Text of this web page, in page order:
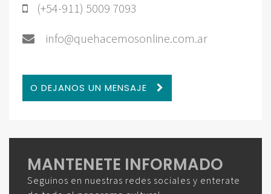
(+54-911) 5009 7093
info@quehacemosonline.com.ar
O DEJANOS UN MENSAJE
MANTENETE INFORMADO
Seguinos en nuestras redes sociales y enterate